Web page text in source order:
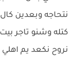
نتحاجه وبعدين
كتله وشنو تاجر
نروح نكعد يم